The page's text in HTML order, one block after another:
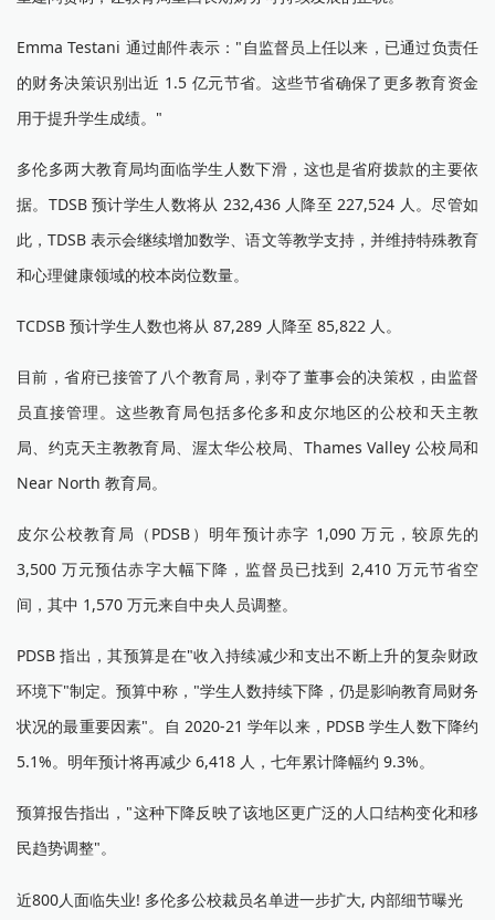
Emma Testani 通过邮件表示："自监督员上任以来，已通过负责任
的财务决策识别出近 1.5 亿元节省。这些节省确保了更多教育资金
用于提升学生成绩。"
多伦多两大教育局均面临学生人数下滑，这也是省府拨款的主要依
据。TDSB 预计学生人数将从 232,436 人降至 227,524 人。尽管如
此，TDSB 表示会继续增加数学、语文等教学支持，并维持特殊教育
和心理健康领域的校本岗位数量。
TCDSB 预计学生人数也将从 87,289 人降至 85,822 人。
目前，省府已接管了八个教育局，剥夺了董事会的决策权，由监督
员直接管理。这些教育局包括多伦多和皮尔地区的公校和天主教
局、约克天主教教育局、渥太华公校局、Thames Valley 公校局和
Near North 教育局。
皮尔公校教育局（PDSB）明年预计赤字 1,090 万元，较原先的
3,500 万元预估赤字大幅下降，监督员已找到 2,410 万元节省空
间，其中 1,570 万元来自中央人员调整。
PDSB 指出，其预算是在"收入持续减少和支出不断上升的复杂财政
环境下"制定。预算中称，"学生人数持续下降，仍是影响教育局财务
状况的最重要因素"。自 2020-21 学年以来，PDSB 学生人数下降约
5.1%。明年预计将再减少 6,418 人，七年累计降幅约 9.3%。
预算报告指出，"这种下降反映了该地区更广泛的人口结构变化和移
民趋势调整"。
近800人面临失业! 多伦多公校裁员名单进一步扩大, 内部细节曝光